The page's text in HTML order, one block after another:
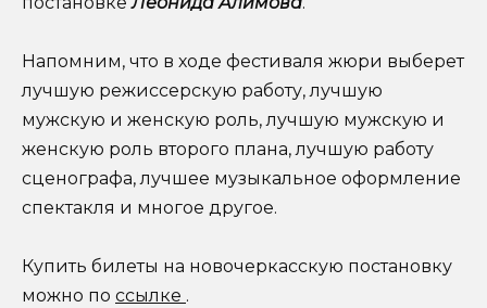
Напомним, что в ходе фестиваля жюри выберет
лучшую режиссерскую работу, лучшую
мужскую и женскую роль, лучшую мужскую и
женскую роль второго плана, лучшую работу
сценографа, лучшее музыкальное оформление
спектакля и многое другое.
Купить билеты на новочеркасскую постановку
можно по ссылке .